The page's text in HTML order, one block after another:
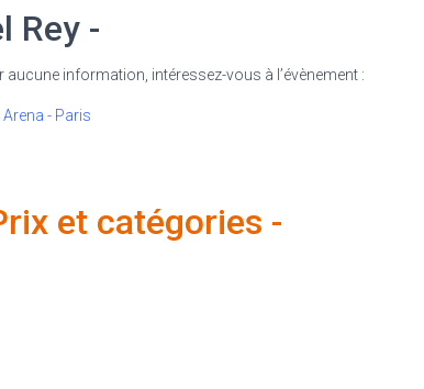
Rey -
aucune information, intéressez-vous à l’évènement :
- Paris
et catégories -